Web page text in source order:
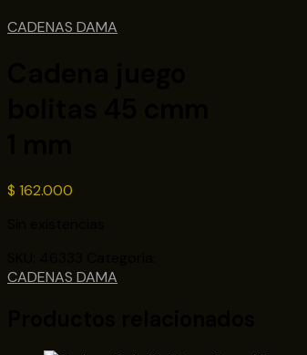
CADENAS DAMA
$ 162.000
CADENAS DAMA